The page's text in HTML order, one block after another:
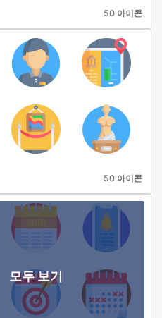
50 아이콘
50 아이콘
모두 보기